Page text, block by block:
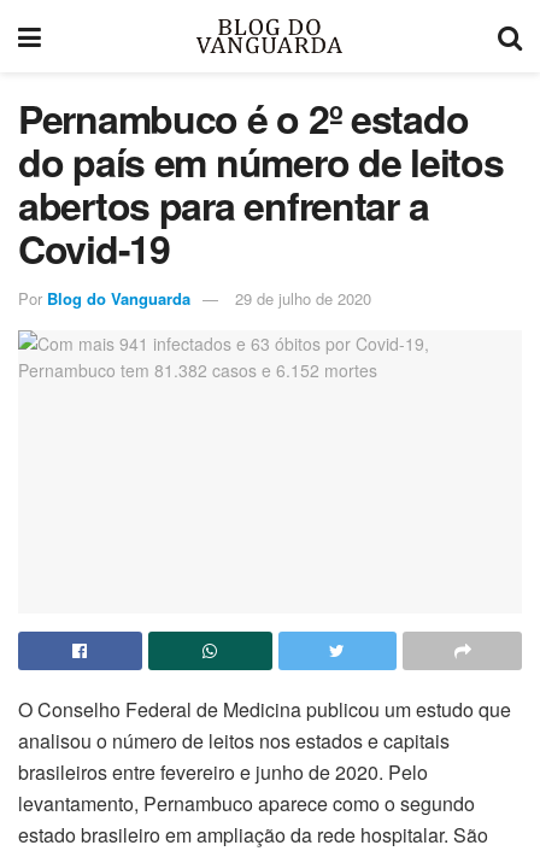
Pernambuco é o 2º estado
do país em número de leitos
abertos para enfrentar a
Covid-19
Por Blog do Vanguarda 29 de julho de 2020
O Conselho Federal de Medicina publicou um estudo que
analisou o número de leitos nos estados e capitais
brasileiros entre fevereiro e junho de 2020. Pelo
levantamento, Pernambuco aparece como o segundo
estado brasileiro em ampliação da rede hospitalar. São